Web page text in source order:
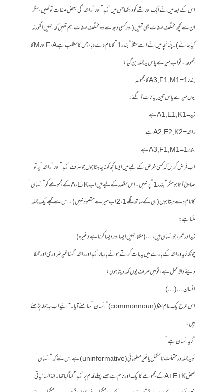
اس کے بعد میں نے ایک اور شے کو دیکھا جس میں “زید” اور “راشد” کی بعض صفات تو تھیں، مگر
ان سے کچھ مختلف صفات بھی تھیں (اور کسی وجہ سے وہ مختلف صفات اہم تھیں کہ انہیں اگنور نہ
کیا جائے)۔ چنانچہ میں نے اسے مثلاً “بندر1” کا نام دے دیا، جس کا مطلب ہے F، A اور M کا
مجموعہ۔ تو اب میرے پاس یہ جملہ بن گیا:
بندر 1 = A3, F1 , M1 کا مجموعہ
یوں میرے پاس تین بیانات آگئے:
زید = A1, E1 , K1 ہے
راشد = A2, E2 , K2 ہے
بندر 1 = A3, F1 , M1 ہے
اب فرض کریں کہ کسی غرض کے لیے میں ایسا کچھ کہنا چاہتا ہوں جو صرف “زید” اور “راشد” پر تو
صادق آتا ہو مگر “بندر1” پر نہیں۔ اس مقصد کے لیے میں اب A، E، K کے مجموعے کو “انسان”
کا نام دے دیتا ہوں (ان کے ساتھ لگے 1، 2 اب میرے مقصود نہیں)۔ اس سے مجھے ایک جملہ
ملتا ہے:
زید اور عمر، جو انسان ہیں، … (مثلا انہیں ایسا اور ویسا کرنا ہے وغیرہ)
چونکہ زید و راشد کے بارے میں یہ بات کرتے ہوئے بار بار “زید اور راشد” کہنا غیر ضروری اور تھکا
دینے والا عمل ہے، تو میں صرف یوں کہہ دیتا ہوں:
انسان … (…)
اس طرح ایک عام لفظ (common noun) “انسان” سامنے آیا۔ آئیے اب یہ جملہ پڑھتے
ہیں:
“زید انسان ہے”
تو یہ جملہ درحقیقت نامکمل یا غیرمعلوماتی (uninformative) ہے اس لئے کہ “انسان”
محض A + E + K کے مجموعے کا ایک اور نام ہے جسے پہلے قدم پر “زید” کہا گیا تھا۔ لہٰذا لسانیاتی